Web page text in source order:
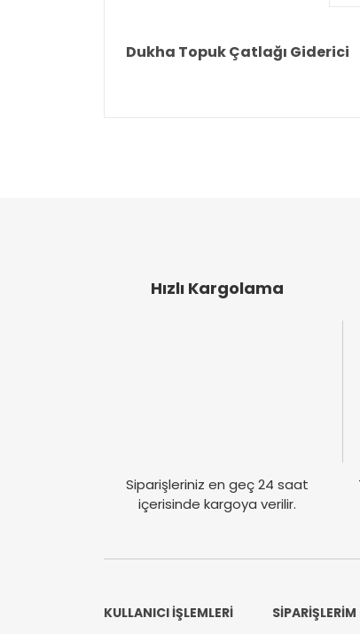
Dukha Topuk Çatlağı Giderici
Bu ürünün fiyat bilgisi, resim, ürün
Hızlı Kargolama
Siparişleriniz en geç 24 saat
içerisinde kargoya verilir.
KULLANICI İŞLEMLERİ SİPARİŞLERİM